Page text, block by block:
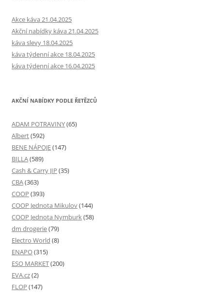
Akce káva 21.04.2025
Akční nabídky káva 21.04.2025
káva slevy 18.04.2025
káva týdenní akce 18.04.2025
káva týdenní akce 16.04.2025
AKČNÍ NABÍDKY PODLE ŘETĚZCŮ
ADAM POTRAVINY(65)
Albert(592)
BENE NÁPOJE(147)
BILLA(589)
Cash & Carry JIP (35)
CBA(363)
COOP (393)
COOP Jednota Mikulov(144)
COOP Jednota Nymburk(58)
dm drogerie(79)
Electro World (8)
ENAPO(315)
ESO MARKET(200)
EVA.cz(2)
FLOP (147)